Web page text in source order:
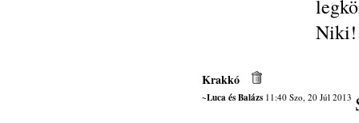
Niki!
Krakkó
~Luca és Balázs11:40 Szo, 20 Júl 2013